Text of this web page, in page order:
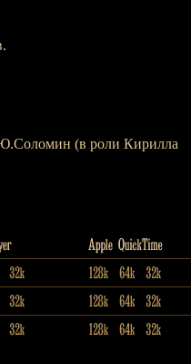
(в роли Кирилла